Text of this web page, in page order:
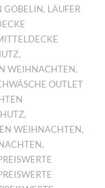
GOBELIN, LÄUFER
,
WEIHNACHTEN,
OUTLET
,
WEIHNACHTEN,
,